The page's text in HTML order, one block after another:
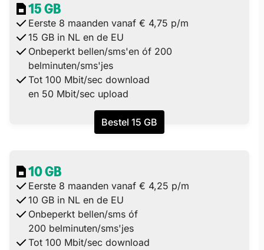
15 GB
Eerste 8 maanden vanaf € 4,75 p/m
15 GB in NL en de EU
Onbeperkt bellen/sms'en óf 200
belminuten/sms'jes
Tot 100 Mbit/sec download
en 50 Mbit/sec upload
Bestel 15 GB
10 GB
Eerste 8 maanden vanaf € 4,25 p/m
10 GB in NL en de EU
Onbeperkt bellen/sms óf
200 belminuten/sms'jes
Tot 100 Mbit/sec download